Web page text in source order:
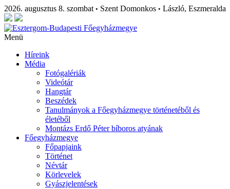
2026. augusztus 8. szombat • Szent Domonkos • László, Eszmeralda
Menü
Híreink
Média
Fotógalériák
Videótár
Hangtár
Beszédek
Tanulmányok a Főegyházmegye történetéből és
életéből
Montázs Erdő Péter bíboros atyának
Főegyházmegye
Főpapjaink
Történet
Névtár
Körlevelek
Gyászjelentések